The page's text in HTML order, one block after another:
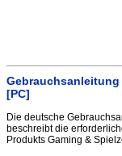
Gebrauchsanleitung
[PC]
Die deutsche
beschreibt die
Produkts Gaming &